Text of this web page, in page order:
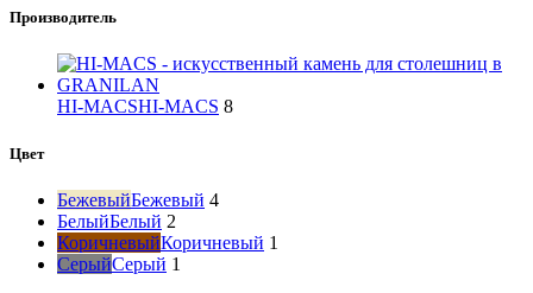
Производитель
HI-MACSHI-MACS 8
Цвет
БежевыйБежевый 4
БелыйБелый 2
КоричневыйКоричневый 1
СерыйСерый 1